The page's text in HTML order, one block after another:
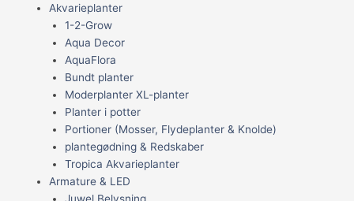
Akvarieplanter
1-2-Grow
Aqua Decor
AquaFlora
Bundt planter
Moderplanter XL-planter
Planter i potter
Portioner (Mosser, Flydeplanter & Knolde)
plantegødning & Redskaber
Tropica Akvarieplanter
Armature & LED
Juwel Belysning